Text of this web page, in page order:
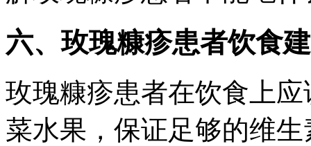
六、玫瑰糠疹患者饮食
玫瑰糠疹患者在饮食上
菜水果，保证足够的维